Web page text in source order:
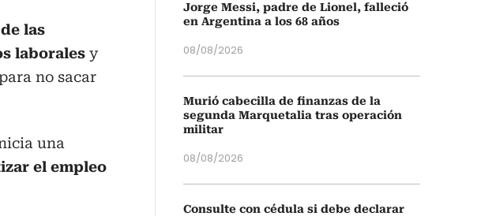
las
laborales y
no sacar
una
el empleo
Jorge Messi, padre de Lionel, falleció
en Argentina a los 68 años
08/08/2026
Murió cabecilla de finanzas de la
segunda Marquetalia tras operación
militar
08/08/2026
Consulte con cédula si debe declarar